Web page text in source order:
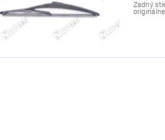
Zadný